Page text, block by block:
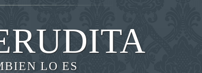
LO ES